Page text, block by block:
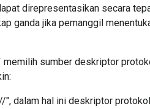
direpresentasikan secara
ganda jika pemanggil
sumber deskriptor
", dalam hal ini deskriptor